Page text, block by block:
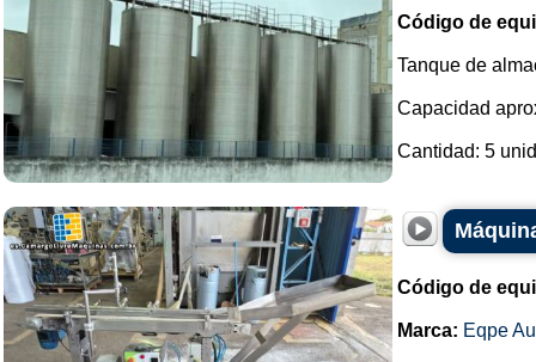
Código de
Tanque de
Capacidad
Cantidad: 5
Código de
Marca: Eqpe